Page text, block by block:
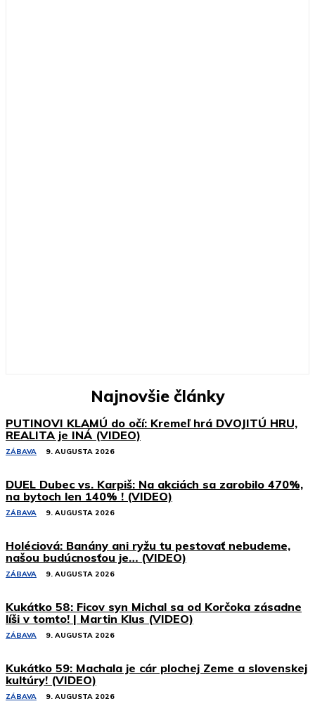
Najnovšie články
PUTINOVI KLAMÚ do očí: Kremeľ hrá DVOJITÚ HRU,
REALITA je INÁ (VIDEO)
ZÁBAVA 9. AUGUSTA 2026
DUEL Dubec vs. Karpiš: Na akciách sa zarobilo 470%,
na bytoch len 140% ! (VIDEO)
ZÁBAVA 9. AUGUSTA 2026
Holéciová: Banány ani ryžu tu pestovať nebudeme,
našou budúcnosťou je… (VIDEO)
ZÁBAVA 9. AUGUSTA 2026
Kukátko 58: Ficov syn Michal sa od Korčoka zásadne
líši v tomto! | Martin Klus (VIDEO)
ZÁBAVA 9. AUGUSTA 2026
Kukátko 59: Machala je cár plochej Zeme a slovenskej
kultúry! (VIDEO)
ZÁBAVA 9. AUGUSTA 2026